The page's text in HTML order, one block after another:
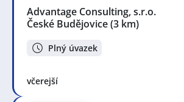
Advantage Consulting, s.r.o.
České Budějovice(3 km)
Plný úvazek
včerejší